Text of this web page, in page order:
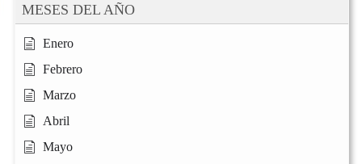
MESES DEL AÑO
Enero
Febrero
Marzo
Abril
Mayo